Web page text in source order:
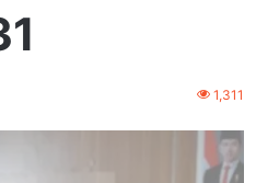
1,311